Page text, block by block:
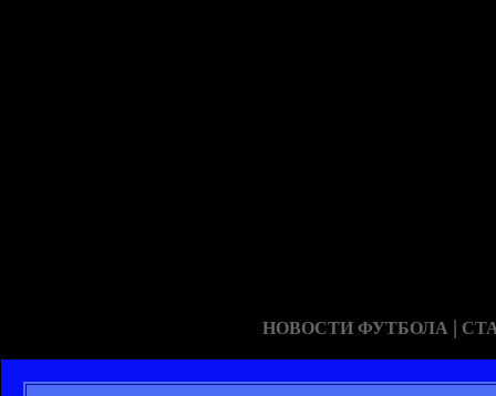
НОВОСТИ ФУТБОЛА |